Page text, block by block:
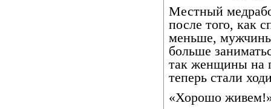
Местный
после того, как
меньше,
больше
так женщины на
теперь стали
«Хорошо